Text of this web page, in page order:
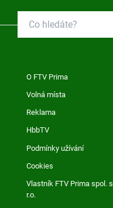
O FTV Prima
Volná místa
Reklama
HbbTV
Podmínky užívání
Cookies
Vlastník FTV Prima spol. s
r.o.